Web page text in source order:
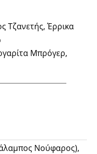
Τζανετής, Έρρικα
Μπρόγερ,
Νούφαρος),